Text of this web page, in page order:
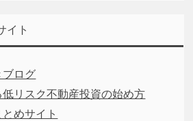
イト
ブログ
リスク不動産投資の始め方
めサイト